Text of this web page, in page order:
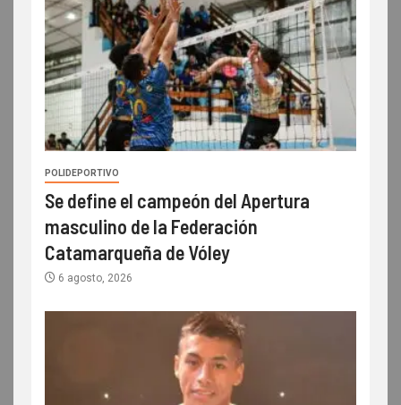
POLIDEPORTIVO
Se define el campeón del Apertura
masculino de la Federación
Catamarqueña de Vóley
6 agosto, 2026